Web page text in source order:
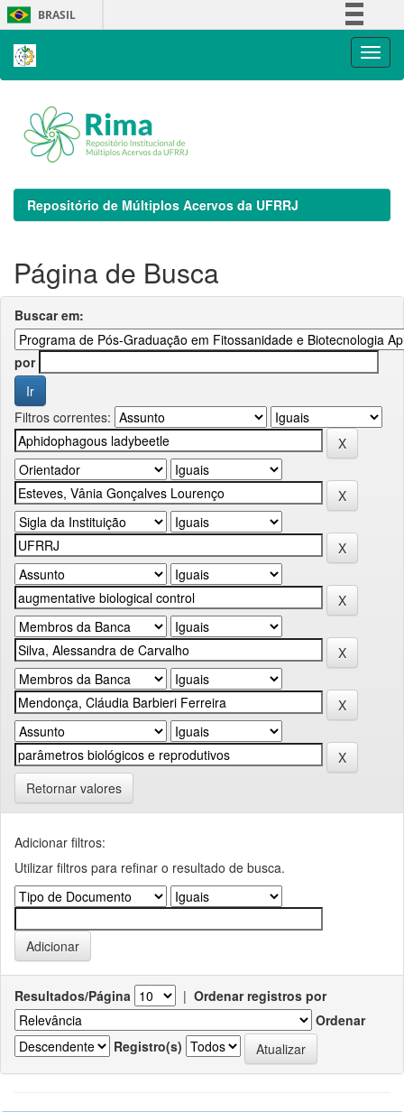
Skip
navigation
BRASIL
Repositório de Múltiplos Acervos da UFRRJ
Página de Busca
Buscar em:
por
Filtros correntes:
Retornar valores
Adicionar filtros:
Utilizar filtros para refinar o resultado de busca.
Resultados/Página | Ordenar registros por
Ordenar
Registro(s)